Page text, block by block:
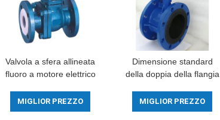
Valvola a sfera allineata
fluoro a motore elettrico
collegamento del filo
MIGLIOR PREZZO
Dimensione standard
della doppia della flangia
azionata elettricamente
dell'acqua
MIGLIOR PREZZO